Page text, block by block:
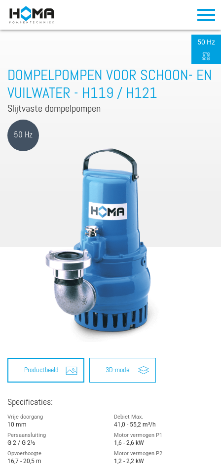
DOMPELPOMPEN VOOR SCHOON- EN
VUILWATER - H119 / H121
Slijtvaste dompelpompen
50 Hz
Productbeeld 3D-model
Specificaties:
Vrije doorgang
10 mm
Persaansluiting
G 2 / G 2½
Opvoerhoogte
16,7 - 20,5 m
Debiet Max.
41,0 - 55,2 m³/h
Motor vermogen P1
1,6 - 2,6 kW
Motor vermogen P2
1,2 - 2,2 kW
50 Hz